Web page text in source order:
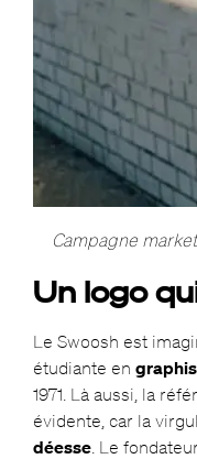
Campagne
Un logo
Le Swoosh est
étudiante en
1971. Là aussi, la
évidente, car la
déesse. Le